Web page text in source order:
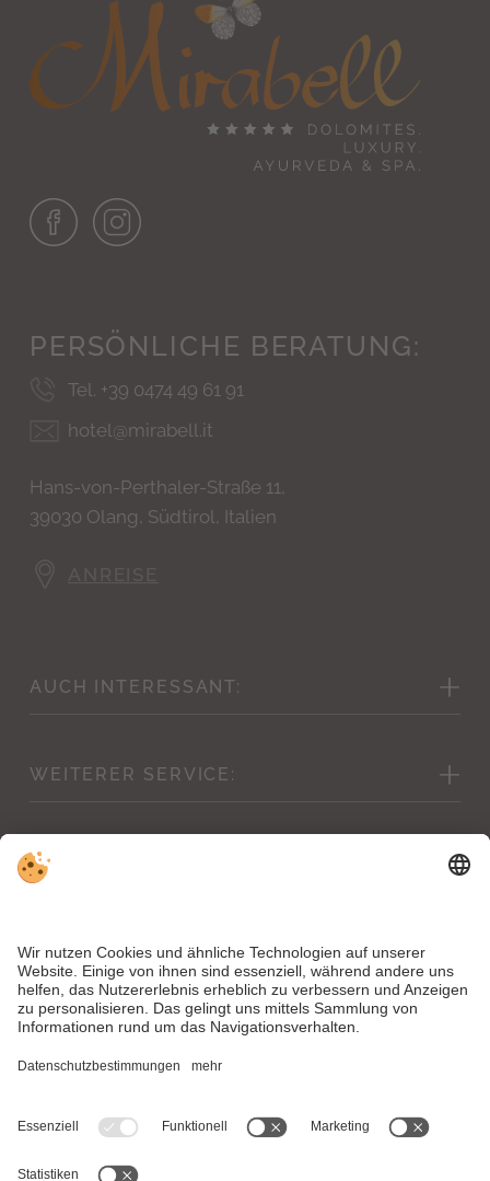
PERSÖNLICHE BERATUNG:
Tel. +39 0474 49 61 91
hotel@mirabell.it
Hans-von-Perthaler-Straße 11,
39030 Olang, Südtirol, Italien
AUCH INTERESSANT:
WEITERER SERVICE:
Gutscheine
News
Jobs
Impressum
.Datenschutz.Erklärung zur Barrierefreiheit.Individuelle Cookie-